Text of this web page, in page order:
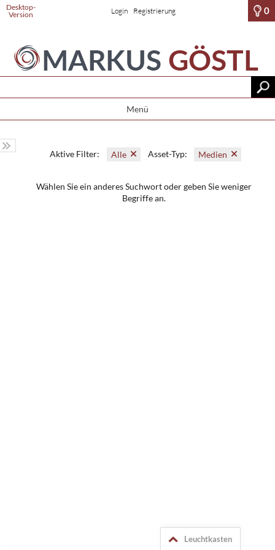
Desktop-
Version
Login Registrierung 0
Menü
Aktive Filter: Alle Asset-Typ: Medien
Wählen Sie ein anderes Suchwort oder geben Sie weniger
Begriffe an.
Leuchtkasten